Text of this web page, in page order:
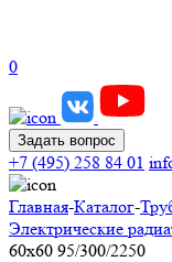
0
Задать вопрос
+7 (495) 258 84 01
Главная-Каталог-
Электрические
60х60 95/300/2250